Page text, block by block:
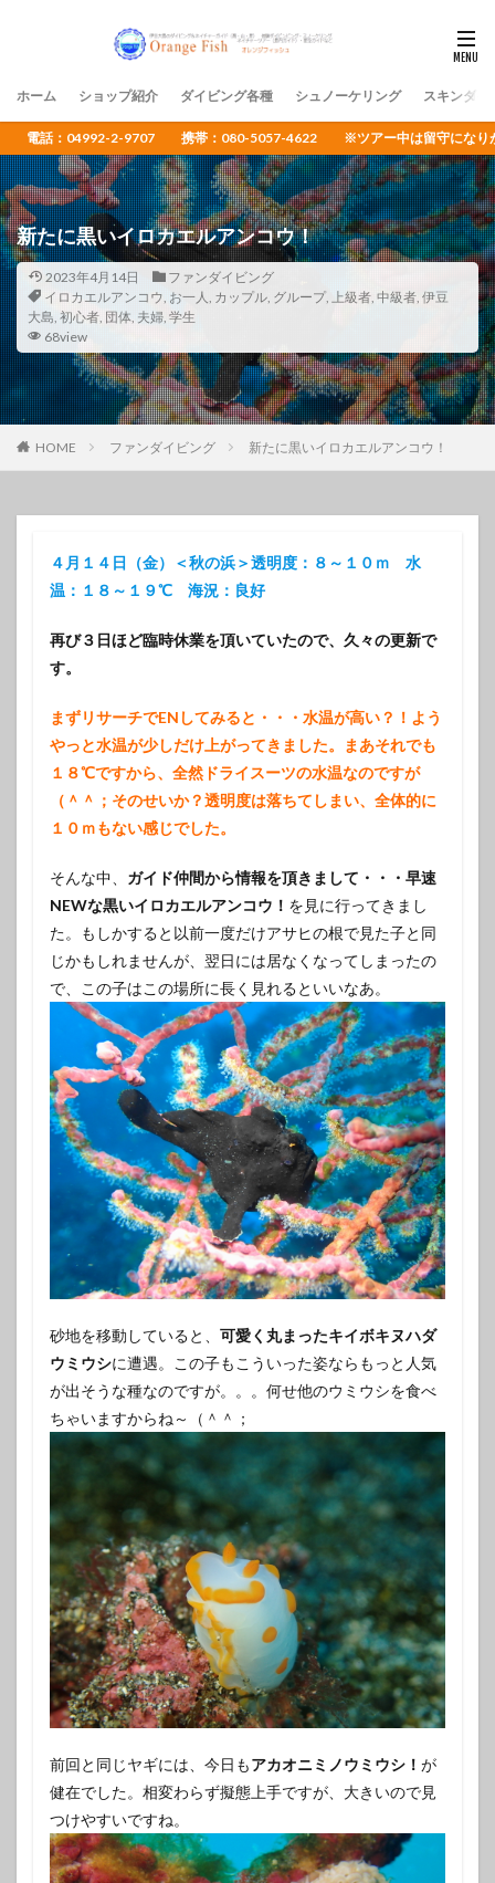
ホーム ショップ紹介 ダイビング各種 シュノーケリング スキンダイ
電話：04992-2-9707 携帯：080-5057-4622 ※ツアー中は留守になりがち
新たに黒いイロカエルアンコウ！
2023年4月14日
ファンダイビング
イロカエルアンコウ, お一人, カップル, グループ, 上級者, 中級者, 伊豆
大島, 初心者, 団体, 夫婦, 学生
68view
HOME ファンダイビング 新たに黒いイロカエルアンコウ！
４月１４日（金）＜秋の浜＞透明度：８～１０ｍ 水
温：１８～１９℃ 海況：良好
再び３日ほど臨時休業を頂いていたので、久々の更新で
す。
まずリサーチでENしてみると・・・水温が高い？！よう
やっと水温が少しだけ上がってきました。まあそれでも
１８℃ですから、全然ドライスーツの水温なのですが
（＾＾；そのせいか？透明度は落ちてしまい、全体的に
１０ｍもない感じでした。
そんな中、 ガイド仲間から情報を頂きまして・・・早速
NEWな黒いイロカエルアンコウ！ を見に行ってきまし
た。もしかすると以前一度だけアサヒの根で見た子と同
じかもしれませんが、翌日には居なくなってしまったの
で、この子はこの場所に長く見れるといいなあ。
砂地を移動していると、 可愛く丸まったキイボキヌハダ
ウミウシに遭遇。この子もこういった姿ならもっと人気
が出そうな種なのですが。。。何せ他のウミウシを食べ
ちゃいますからね～（＾＾；
前回と同じヤギには、今日もアカオニミノウミウシ！ が
健在でした。相変わらず擬態上手ですが、大きいので見
つけやすいですね。